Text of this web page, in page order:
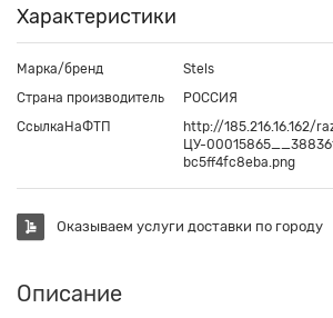
Характеристики
Марка/бренд
Stels
Страна производитель
РОССИЯ
СсылкаНаФТП
http://185.216.16.162/
ЦУ-
bc5ff4fc8eba.png
Оказываем услуги доставки по городу
Описание